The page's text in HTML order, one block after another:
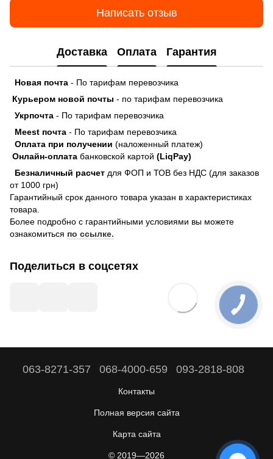
Написать отзыв
Доставка Оплата Гарантия
Новая почта - По тарифам перевозчика
Курьером новой почты - по тарифам перевозчика
Укрпочта - По тарифам перевозчика
Meest почта - По тарифам перевозчика
Оплата при получении (наложенный платеж)
Онлайн-оплата банковской картой (LiqPay)
Безналичный расчет для ФОП и ТОВ без НДС (для заказов
от 1000 грн)
Гарантийный срок данного товара указан в характеристиках
товара.
Более подробно с гарантийными условиями вы можете
ознакомиться по ссылке.
Поделиться в соцсетях
063-8271-357 068-4000-659 093-2818-808
Контакты
Полная версия сайта
Карта сайта
© 2019—2026